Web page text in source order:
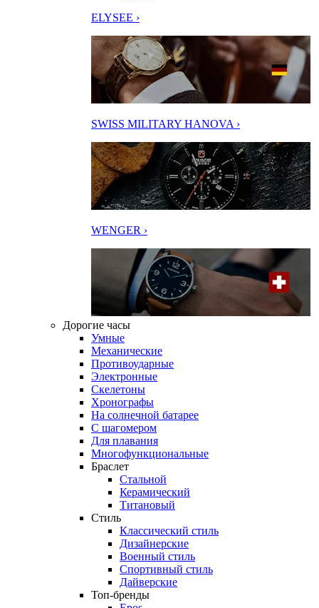
ELYSEE ›
SWISS MILITARY HANOVA ›
WENGER ›
Дорогие часы
Умные
Механические
Противоударные
Электронные
Скелетоны
Хронографы
На солнечной батарее
С шагомером
Для плавания
Многофункциональные
Браслет
Стальной
Керамический
Титановый
Стиль
Классический стиль
Дизайнерские
Военный стиль
Спортивный стиль
Дайверские
Топ-бренды